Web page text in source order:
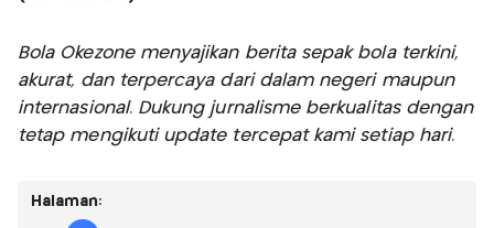
Bola Okezone menyajikan berita sepak bola terkini,
akurat, dan terpercaya dari dalam negeri maupun
internasional. Dukung jurnalisme berkualitas dengan
tetap mengikuti update tercepat kami setiap hari.
Halaman: